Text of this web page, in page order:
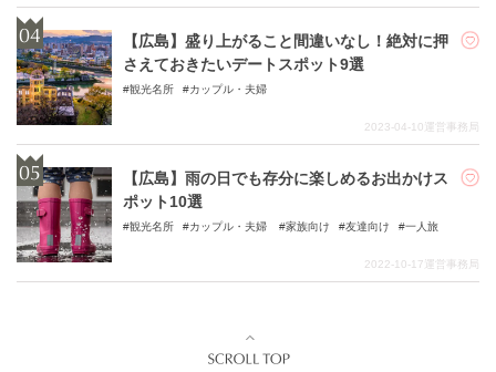
【広島】盛り上がること間違いなし！絶対に押
さえておきたいデートスポット9選
観光名所 カップル・夫婦
2023-04-10運営事務局
【広島】雨の日でも存分に楽しめるお出かけス
ポット10選
観光名所 カップル・夫婦 家族向け 友達向け 一人旅
2022-10-17運営事務局